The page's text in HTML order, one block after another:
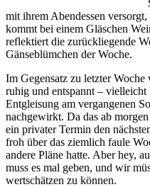
mit ihrem Abendessen
kommt bei einem Gläschen
reflektiert die zurückliegende
Gänseblümchen der Woche.
Im Gegensatz zu letzter Woche
ruhig und entspannt – vielleicht
Entgleisung am vergangenen
nachgewirkt. Da das ab
ein privater Termin den
froh über das ziemlich faule
andere Pläne hatte. Aber hey,
muss es mal geben, und wir
wertschätzen zu können.